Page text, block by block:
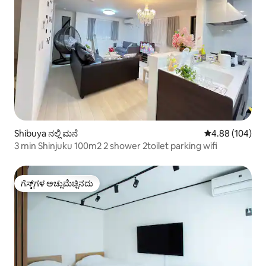
Shibuya ನಲ್ಲಿ ಮನೆ 5 ರಲ್ಲಿ 4.88
4.88 (104)
3 min Shinjuku 100m2 2 shower 2toilet parking wifi
ಗೆಸ್ಟ್‌ಗಳ ಅಚ್ಚುಮೆಚ್ಚಿನದು
ಗೆಸ್ಟ್‌ಗಳ ಅಚ್ಚುಮೆಚ್ಚಿನದು